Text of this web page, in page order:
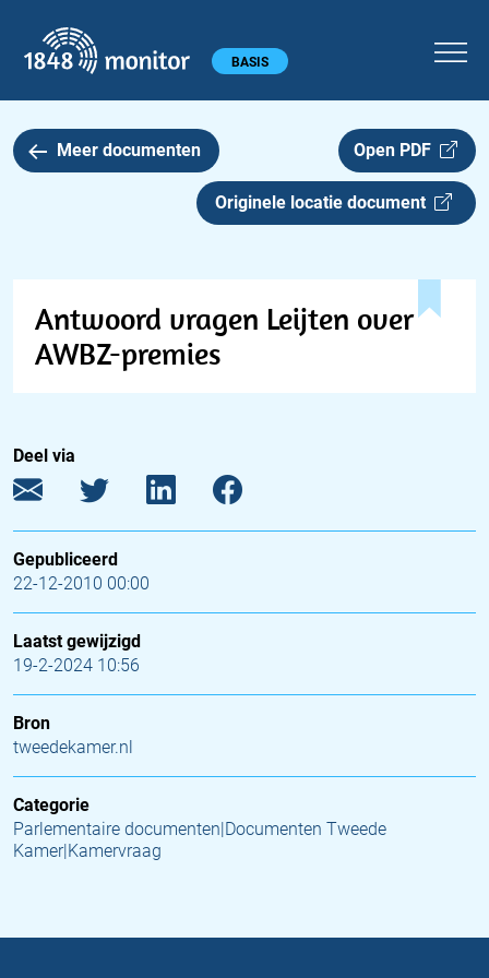
Hoofdmenu BASIS
Meer documenten Open PDF
Originele locatie document
Antwoord vragen Leijten over
AWBZ-premies
Deel via
Gepubliceerd
22-12-2010 00:00
Laatst gewijzigd
19-2-2024 10:56
Bron
tweedekamer.nl
Categorie
Parlementaire documenten|Documenten Tweede
Kamer|Kamervraag